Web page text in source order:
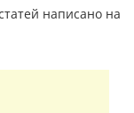
написано на